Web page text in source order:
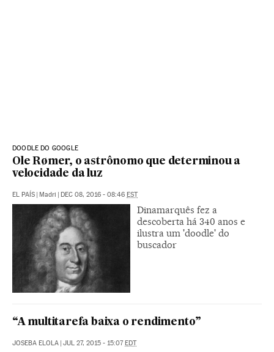
DOODLE DO GOOGLE
Ole Rømer, o astrônomo que determinou a
velocidade da luz
EL PAÍS Madri DEC 08, 2016 - 08:46 EST
Dinamarquês fez a
descoberta há 340 anos e
ilustra um 'doodle' do
buscador
“A multitarefa baixa o rendimento”
JOSEBA ELOLA JUL 27, 2015 - 15:07 EDT